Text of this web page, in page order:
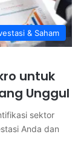
& Saham
untuk
Unggul
sektor
Anda dan